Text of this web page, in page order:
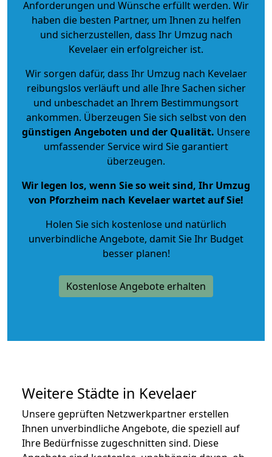
Anforderungen und Wünsche erfüllt werden. Wir
haben die besten Partner, um Ihnen zu helfen
und sicherzustellen, dass Ihr Umzug nach
Kevelaer ein erfolgreicher ist.
Wir sorgen dafür, dass Ihr Umzug nach Kevelaer
reibungslos verläuft und alle Ihre Sachen sicher
und unbeschadet an Ihrem Bestimmungsort
ankommen. Überzeugen Sie sich selbst von den
günstigen Angeboten und der Qualität. Unsere
umfassender Service wird Sie garantiert
überzeugen.
Wir legen los, wenn Sie so weit sind, Ihr Umzug
von Pforzheim nach Kevelaer wartet auf Sie!
Holen Sie sich kostenlose und natürlich
unverbindliche Angebote, damit Sie Ihr Budget
besser planen!
Kostenlose Angebote erhalten
Weitere Städte in Kevelaer
Unsere geprüften Netzwerkpartner erstellen
Ihnen unverbindliche Angebote, die speziell auf
Ihre Bedürfnisse zugeschnitten sind. Diese